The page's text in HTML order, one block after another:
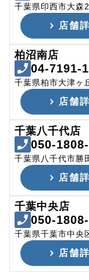
千葉県印西市大森
店舗
柏沼南店
04-7191-
千葉県柏市大津ヶ
店舗
千葉八千代店
050-
千葉県八千代市勝
店舗
千葉中央店
050-
千葉県千葉市中央
店舗